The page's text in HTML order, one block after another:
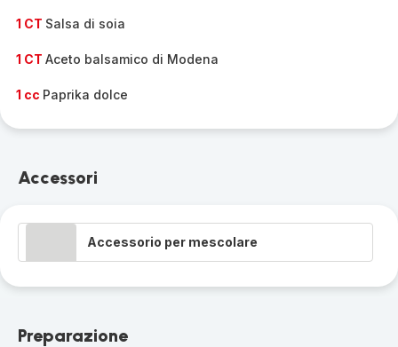
1 CT Salsa di soia
1 CT Aceto balsamico di Modena
1 cc Paprika dolce
Accessori
Accessorio per mescolare
Preparazione